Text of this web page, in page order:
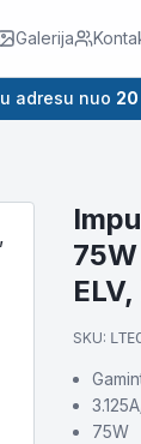
Galerija
adresu nuo 20
SKU:
75W